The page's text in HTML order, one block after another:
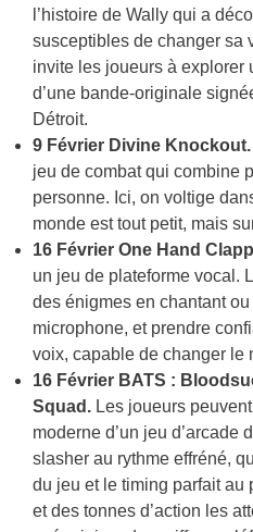
l’histoire de Wally qui a
susceptibles de changer sa
invite les joueurs à explorer
d’une bande-originale
Détroit.
9 Février Divine Knockout.
jeu de combat qui combine
personne. Ici, on voltige
monde est tout petit, mais
16 Février One Hand
un jeu de plateforme vocal.
des énigmes en chantant
microphone, et prendre
voix, capable de changer le
16 Février BATS :
Squad. Les joueurs
moderne d’un jeu d’arcade
slasher au rythme effréné,
du jeu et le timing parfait au
et des tonnes d’action les